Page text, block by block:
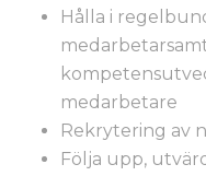
Hålla i
medarbetare
Rekrytering av
Följa upp,